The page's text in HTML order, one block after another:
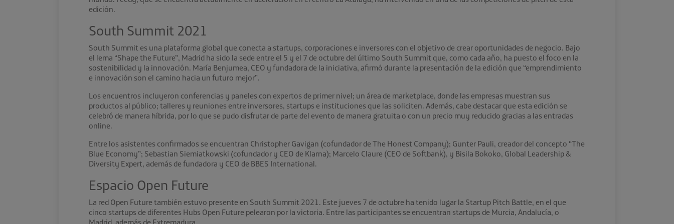
edición.
South Summit 2021
South Summit es una plataforma global que conecta a startups, corporaciones e inversores con el objetivo de crear oportunidades de negocio. Bajo
el lema “Shape the Future”, Madrid ha sido la sede entre el 5 y el 7 de octubre del último South Summit que, como cada año, ha puesto el foco en la
sostenibilidad y la innovación. María Benjumea, CEO y fundadora de la iniciativa, afirmó durante la presentación de la edición que “emprendimiento
e innovación son el camino hacia un futuro mejor”.
Los encuentros incluyeron conferencias y paneles con expertos de primer nivel; un área de marketplace, donde las empresas muestran sus
productos al público; talleres y reuniones entre inversores, startups e instituciones que las soliciten. Además, cabe destacar que esta edición se
celebró de manera híbrida, por lo que se pudo disfrutar de parte del evento de manera gratuita o con un precio muy reducido gracias a las entradas
online.
Entre los asistentes confirmados se encuentran Christopher Gavigan (cofundador de The Honest Company); Gunter Pauli, creador del concepto “The
Blue Economy”; Sebastian Siemiatkowski (cofundador y CEO de Klarna); Marcelo Claure (CEO de Softbank), y Bisila Bokoko, Global Leadership &
Diversity Expert, además de fundadora y CEO de BBES International.
Espacio Open Future
La red Open Future también estuvo presente en South Summit 2021. Este jueves 7 de octubre ha tenido lugar la Startup Pitch Battle, en el que
cinco startups de diferentes Hubs Open Future pelearon por la victoria. Entre las participantes se encuentran startups de Murcia, Andalucía, o
Madrid, además de Extremadura.